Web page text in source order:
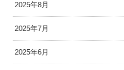
2025年8月
2025年7月
2025年6月